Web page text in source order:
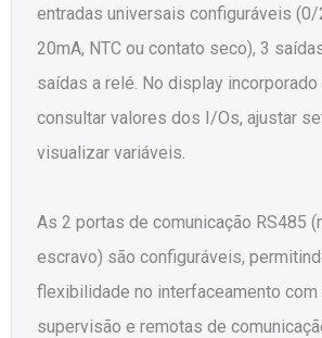
entradas universais configuráveis
20mA, NTC ou contato seco), 3
saídas a relé. No display
consultar valores dos I/Os, ajustar
visualizar variáveis.
As 2 portas de comunicação RS485
escravo) são configuráveis,
flexibilidade no interfaceamento
supervisão e remotas de